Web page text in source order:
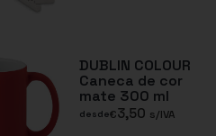
DUBLIN COLOUR
Caneca de cor
mate 300 ml
desde€3,50 s/IVA